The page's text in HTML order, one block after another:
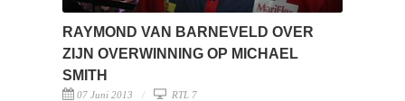
RAYMOND VAN BARNEVELD OVER
ZIJN OVERWINNING OP MICHAEL
SMITH
07 Juni 2013 RTL 7